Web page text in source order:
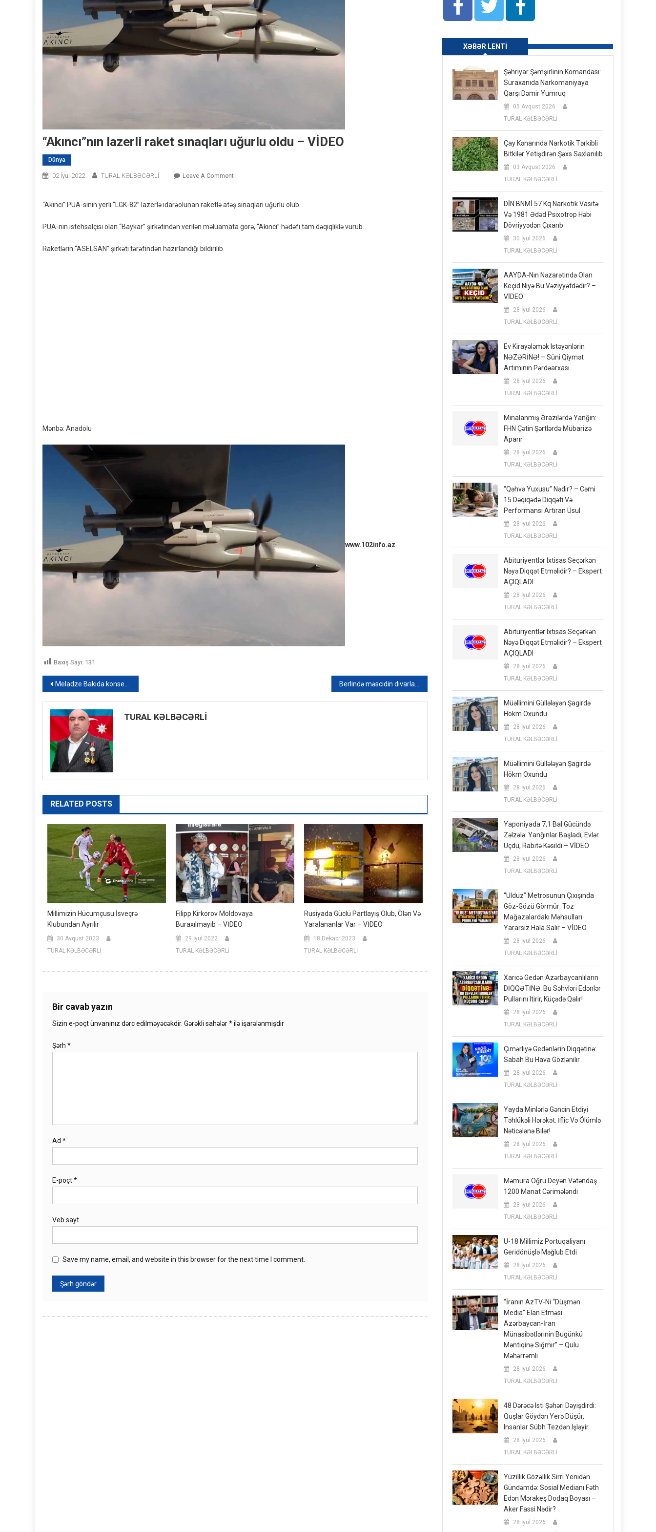
“Akıncı”nın lazerli raket sınaqları uğurlu oldu – VİDEO
Dünya
02 İyul 2022 TURAL KƏLBƏCƏRLİ Leave A CommentOn
Raket
Uğurlu
“Akıncı” PUA-sının yerli “LGK-82” lazerlə idarəolunan raketlə atəş sınaqları uğurlu olub.
PUA-nın istehsalçısı olan “Baykar” şirkətindən verilən məluamata görə, “Akıncı” hədəfi tam dəqiqliklə vurub.
Raketlərin “ASELSAN” şirkəti tərəfindən hazırlandığı bildirilib.
Mənbə: Anadolu
www.102info.az
Baxış Sayı: 131
Yazı
naviqasiyası
Meladze Bakıda konsert verəcək
TURAL KƏLBƏCƏRLİ
RELATED POSTS
Millimizin Hücumçusu İsveçrə
Klubundan Ayrılır
30 Avqust 2023
TURAL KƏLBƏCƏRLİ
Filipp Kirkorov Moldovaya
Buraxılmayıb – VİDEO
29 İyul 2022
TURAL KƏLBƏCƏRLİ
Rusiyada Güclü Partlayış Olub, Ölən Və
Yaralananlar Var – VİDEO
18 Dekabr 2023
TURAL KƏLBƏCƏRLİ
Bir cavab yazın
Sizin e-poçt ünvanınız dərc edilməyəcəkdir. Gərəkli sahələr*ilə işarələnmişdir
Şərh *
Ad *
E-poçt*
Veb sayt
Save my name, email, and website in this browser for the next time I comment.
XƏBƏR LENTI
Şəhriyar Şəmşirlinin Komandası:
Suraxanıda Narkomaniyaya
Qarşı Dəmir Yumruq
05 Avqust 2026
TURAL KƏLBƏCƏRLİ
Çay Kənarında Narkotik Tərkibli
Bitkilər Yetişdirən Şəxs Saxlanılıb
03 Avqust 2026
TURAL KƏLBƏCƏRLİ
DİN BNMİ 57 Kq Narkotik Vasitə
Və 1981 Ədəd Psixotrop Həbi
Dövriyyədən Çıxarıb
30 İyul 2026
TURAL KƏLBƏCƏRLİ
AAYDA-Nın Nəzarətində Olan
Keçid Niyə Bu Vəziyyətdədir? –
VİDEO
28 İyul 2026
TURAL KƏLBƏCƏRLİ
Ev Kirayələmək Istəyənlərin
NƏZƏRİNƏ! – Süni Qiymət
Artımının Pərdəarxası…
28 İyul 2026
TURAL KƏLBƏCƏRLİ
Minalanmış Ərazilərdə Yanğın:
FHN Çətin Şərtlərdə Mübarizə
Aparır
28 İyul 2026
TURAL KƏLBƏCƏRLİ
“Qəhvə Yuxusu” Nədir? – Cəmi
15 Dəqiqədə Diqqəti Və
Performansı Artıran Üsul
28 İyul 2026
TURAL KƏLBƏCƏRLİ
Abituriyentlər Ixtisas Seçərkən
Nəyə Diqqət Etməlidir? – Ekspert
AÇIQLADI
28 İyul 2026
TURAL KƏLBƏCƏRLİ
Abituriyentlər Ixtisas Seçərkən
Nəyə Diqqət Etməlidir? – Ekspert
AÇIQLADI
28 İyul 2026
TURAL KƏLBƏCƏRLİ
Müəllimini Güllələyən Şagirdə
Hökm Oxundu
28 İyul 2026
TURAL KƏLBƏCƏRLİ
Müəllimini Güllələyən Şagirdə
Hökm Oxundu
28 İyul 2026
TURAL KƏLBƏCƏRLİ
Yaponiyada 7,1 Bal Gücündə
Zəlzələ: Yanğınlar Başladı, Evlər
Uçdu, Rabitə Kəsildi – VİDEO
28 İyul 2026
TURAL KƏLBƏCƏRLİ
“Ulduz” Metrosunun Çıxışında
Göz-Gözü Görmür: Toz
Mağazalardakı Məhsulları
Yararsız Hala Salır – VİDEO
28 İyul 2026
TURAL KƏLBƏCƏRLİ
Xaricə Gedən Azərbaycanlıların
DİQQƏTİNƏ: Bu Səhvləri Edənlər
Pullarını Itirir, Küçədə Qalır!
28 İyul 2026
TURAL KƏLBƏCƏRLİ
Çimərliyə Gedənlərin Diqqətinə:
Sabah Bu Hava Gözlənilir
28 İyul 2026
TURAL KƏLBƏCƏRLİ
Yayda Minlərlə Gəncin Etdiyi
Təhlükəli Hərəkət: İflic Və Ölümlə
Nəticələnə Bilər!
28 İyul 2026
TURAL KƏLBƏCƏRLİ
Məmura Oğru Deyən Vətəndaş
1200 Manat Cərimələndi
28 İyul 2026
TURAL KƏLBƏCƏRLİ
U-18 Millimiz Portuqaliyanı
Geridönüşlə Məğlub Etdi
28 İyul 2026
TURAL KƏLBƏCƏRLİ
“İranın AzTV-Ni “düşmən
Media” Elan Etməsi
Azərbaycan-İran
Münasibətlərinin Bugünkü
Məntiqinə Sığmır” – Qulu
Məhərrəmli
28 İyul 2026
TURAL KƏLBƏCƏRLİ
48 Dərəcə Isti Şəhəri Dəyişdirdi:
Quşlar Göydən Yerə Düşür,
Insanlar Sübh Tezdən Işləyir
28 İyul 2026
TURAL KƏLBƏCƏRLİ
Yüzillik Gözəllik Sirri Yenidən
Gündəmdə: Sosial Medianı Fəth
Edən Mərakeş Dodaq Boyası –
Aker Fassi Nədir?
28 İyul 2026